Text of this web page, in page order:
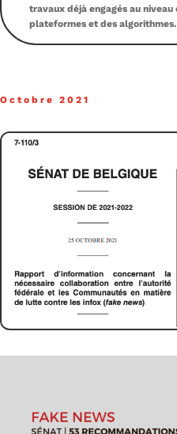
travaux déjà engagés au
plateformes et des algorithmes.
Octobre 2021